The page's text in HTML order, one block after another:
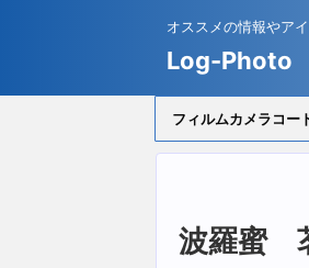
オススメの情報やア
Log-Photo
フィルムカメラコー
波羅蜜